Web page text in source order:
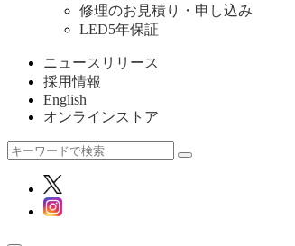
修理のお見積り・申し込み
LED5年保証
ニュースリリース
採用情報
English
オンラインストア